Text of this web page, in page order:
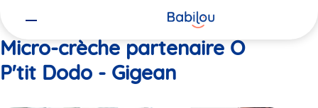
Micro-crèche partenaire O
P'tit Dodo - Gigean